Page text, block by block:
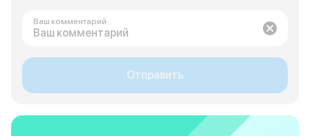
Ваш комментарий
Отправить